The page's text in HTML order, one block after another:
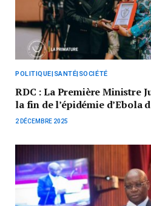
POLITIQUE|SANTÉ|SOCIÉTÉ
RDC : La Première Ministre
la fin de l’épidémie d’Ebola
2 DÉCEMBRE 2025